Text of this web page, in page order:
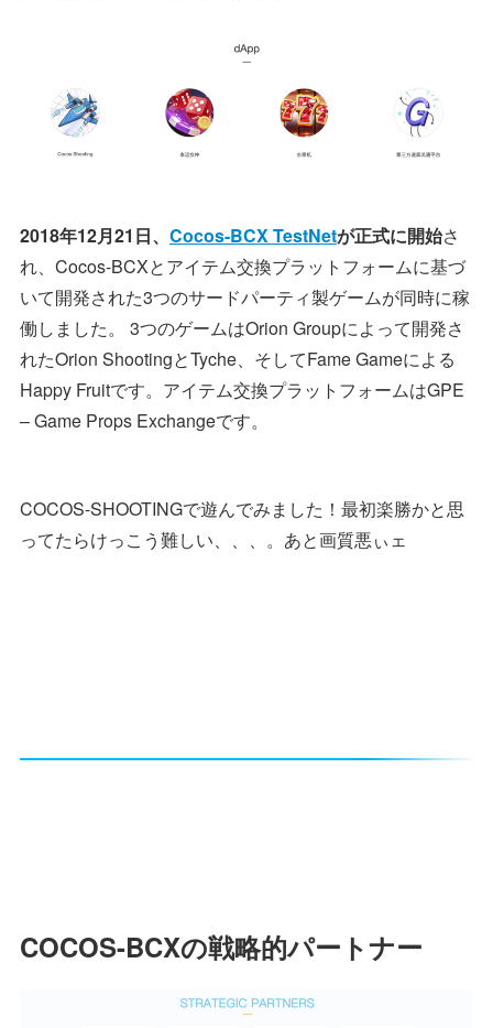
2018年12月21日、 Cocos-BCX TestNetが正式に開始さ
れ、Cocos-BCXとアイテム交換プラットフォームに基づ
いて開発された3つのサードパーティ製ゲームが同時に稼
働しました。 3つのゲームはOrion Groupによって開発さ
れたOrion ShootingとTyche、そしてFame Gameによる
Happy Fruitです。アイテム交換プラットフォームはGPE
– Game Props Exchangeです。
COCOS-SHOOTINGで遊んでみました！最初楽勝かと思
ってたらけっこう難しい、、、。あと画質悪ぃェ
COCOS-BCXの戦略的パートナー